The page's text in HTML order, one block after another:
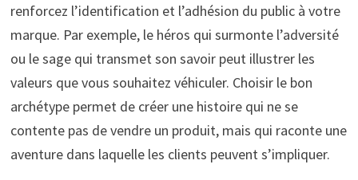
renforcez l’identification et l’adhésion du public à votre
marque. Par exemple, le héros qui surmonte l’adversité
ou le sage qui transmet son savoir peut illustrer les
valeurs que vous souhaitez véhiculer. Choisir le bon
archétype permet de créer une histoire qui ne se
contente pas de vendre un produit, mais qui raconte une
aventure dans laquelle les clients peuvent s’impliquer.